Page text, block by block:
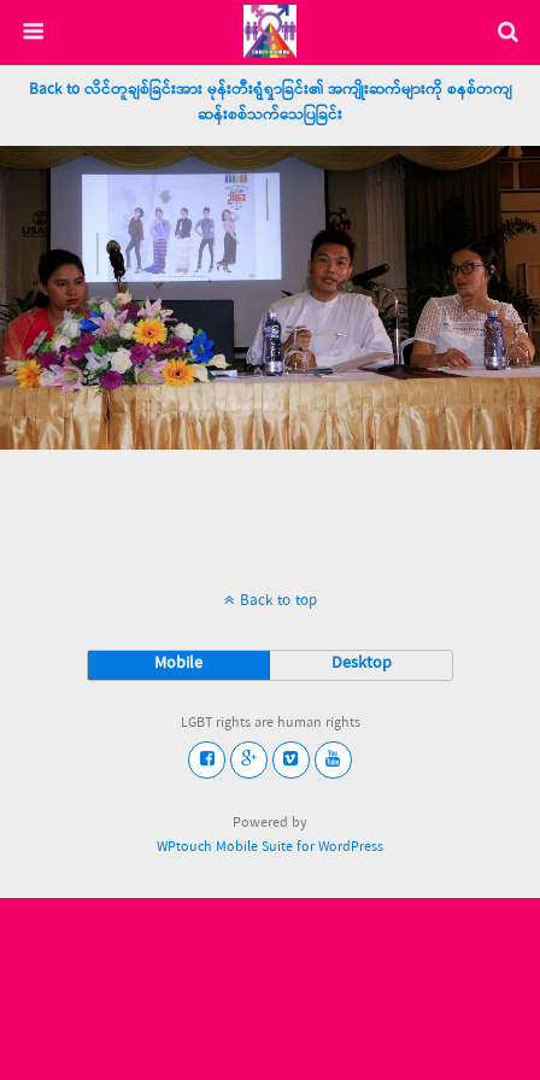
Back to လိင်တူချစ်ခြင်းအား မုန်းတီးရွံရှာခြင်း၏ အကျိုးဆက်များကို စနစ်တကျ
ဆန်းစစ်သက်သေပြခြင်း
Back to top
Mobile Desktop
LGBT rights are human rights
Powered by
WPtouch Mobile Suite for WordPress